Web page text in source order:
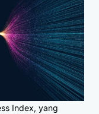
Index, yang